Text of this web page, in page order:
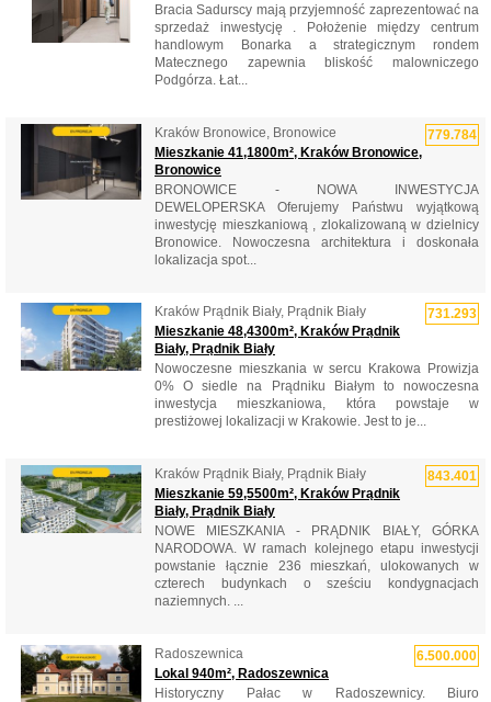
Bracia Sadurscy mają przyjemność zaprezentować na
sprzedaż inwestycję . Położenie między centrum
handlowym Bonarka a strategicznym rondem
Matecznego zapewnia bliskość malowniczego
Podgórza. Łat...
779.784
Kraków Bronowice, Bronowice
Mieszkanie 41,1800m², Kraków Bronowice,
Bronowice
BRONOWICE - NOWA INWESTYCJA
DEWELOPERSKA Oferujemy Państwu wyjątkową
inwestycję mieszkaniową , zlokalizowaną w dzielnicy
Bronowice. Nowoczesna architektura i doskonała
lokalizacja spot...
731.293
Kraków Prądnik Biały, Prądnik Biały
Mieszkanie 48,4300m², Kraków Prądnik
Biały, Prądnik Biały
Nowoczesne mieszkania w sercu Krakowa Prowizja
0% O siedle na Prądniku Białym to nowoczesna
inwestycja mieszkaniowa, która powstaje w
prestiżowej lokalizacji w Krakowie. Jest to je...
843.401
Kraków Prądnik Biały, Prądnik Biały
Mieszkanie 59,5500m², Kraków Prądnik
Biały, Prądnik Biały
NOWE MIESZKANIA - PRĄDNIK BIAŁY, GÓRKA
NARODOWA. W ramach kolejnego etapu inwestycji
powstanie łącznie 236 mieszkań, ulokowanych w
czterech budynkach o sześciu kondygnacjach
naziemnych. ...
6.500.000
Radoszewnica
Lokal 940m², Radoszewnica
Historyczny Pałac w Radoszewnicy. Biuro